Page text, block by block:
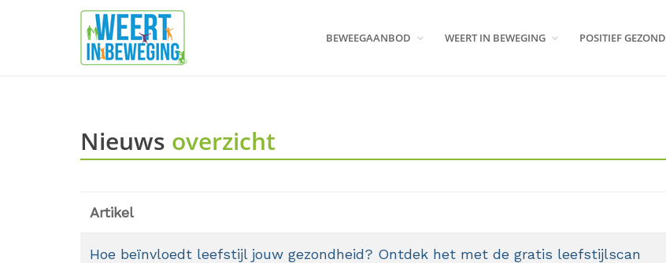
BEWEEGAANBOD WEERT IN BEWEGING POSITIEF GEZOND
Nieuws overzicht
Artikel
Hoe beïnvloedt leefstijl jouw gezondheid? Ontdek het met de gratis leefstijlscan